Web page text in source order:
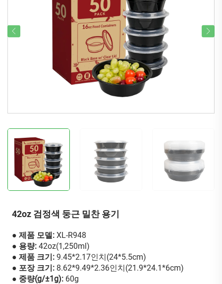
42oz 검정색 둥근 밀찬 용기
● 제품 모델: XL-R948
● 용량: 42oz(1,250ml)
● 제품 크기: 9.45*2.17인치(24*5.5cm)
● 포장 크기: 8.62*9.49*2.36인치(21.9*24.1*6cm)
● 중량(g/±1g): 60g